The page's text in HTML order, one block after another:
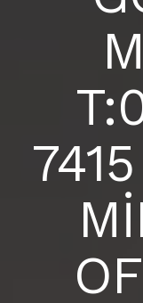
ANKARA İÇ